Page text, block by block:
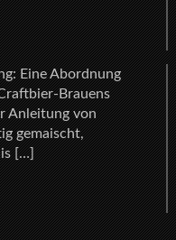
Eine Abordnung
Brauens
Anleitung von
gemaischt,
[…]